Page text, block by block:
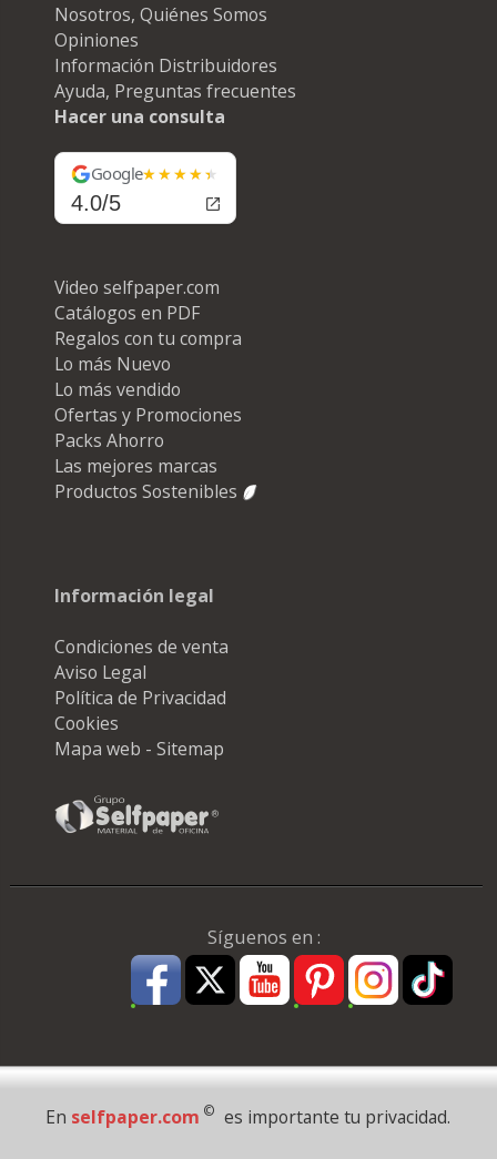
Nosotros, Quiénes Somos
Opiniones
Información Distribuidores
Ayuda, Preguntas frecuentes
Hacer una consulta
Google
4.0/5
Video selfpaper.com
Catálogos en PDF
Regalos con tu compra
Lo más Nuevo
Lo más vendido
Ofertas y Promociones
Packs Ahorro
Las mejores marcas
Productos Sostenibles
Información legal
Condiciones de venta
Aviso Legal
Política de Privacidad
Cookies
Mapa web - Sitemap
Síguenos en :
Pago Seguro
En selfpaper.com © es importante tu privacidad.